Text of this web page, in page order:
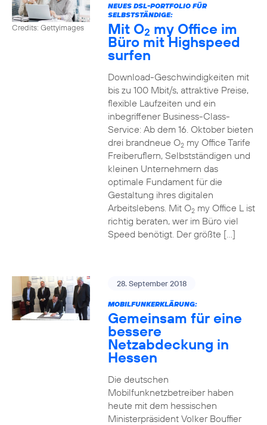
Credits: Gettyimages
NEUES DSL-PORTFOLIO FÜR
SELBSTSTÄNDIGE:
Mit O2 my Office im
Büro mit Highspeed
surfen
Download-Geschwindigkeiten mit
bis zu 100 Mbit/s, attraktive Preise,
flexible Laufzeiten und ein
inbegriffener Business-Class-
Service: Ab dem 16. Oktober bieten
drei brandneue O2my Office Tarife
Freiberuflern, Selbstständigen und
kleinen Unternehmern das
optimale Fundament für die
Gestaltung ihres digitalen
Arbeitslebens. Mit O2my Office L ist
richtig beraten, wer im Büro viel
Speed benötigt. Der größte […]
28. September 2018
MOBILFUNKERKLÄRUNG:
Gemeinsam für eine
bessere
Netzabdeckung in
Hessen
Die deutschen
Mobilfunknetzbetreiber haben
heute mit dem hessischen
Ministerpräsident Volker Bouffier